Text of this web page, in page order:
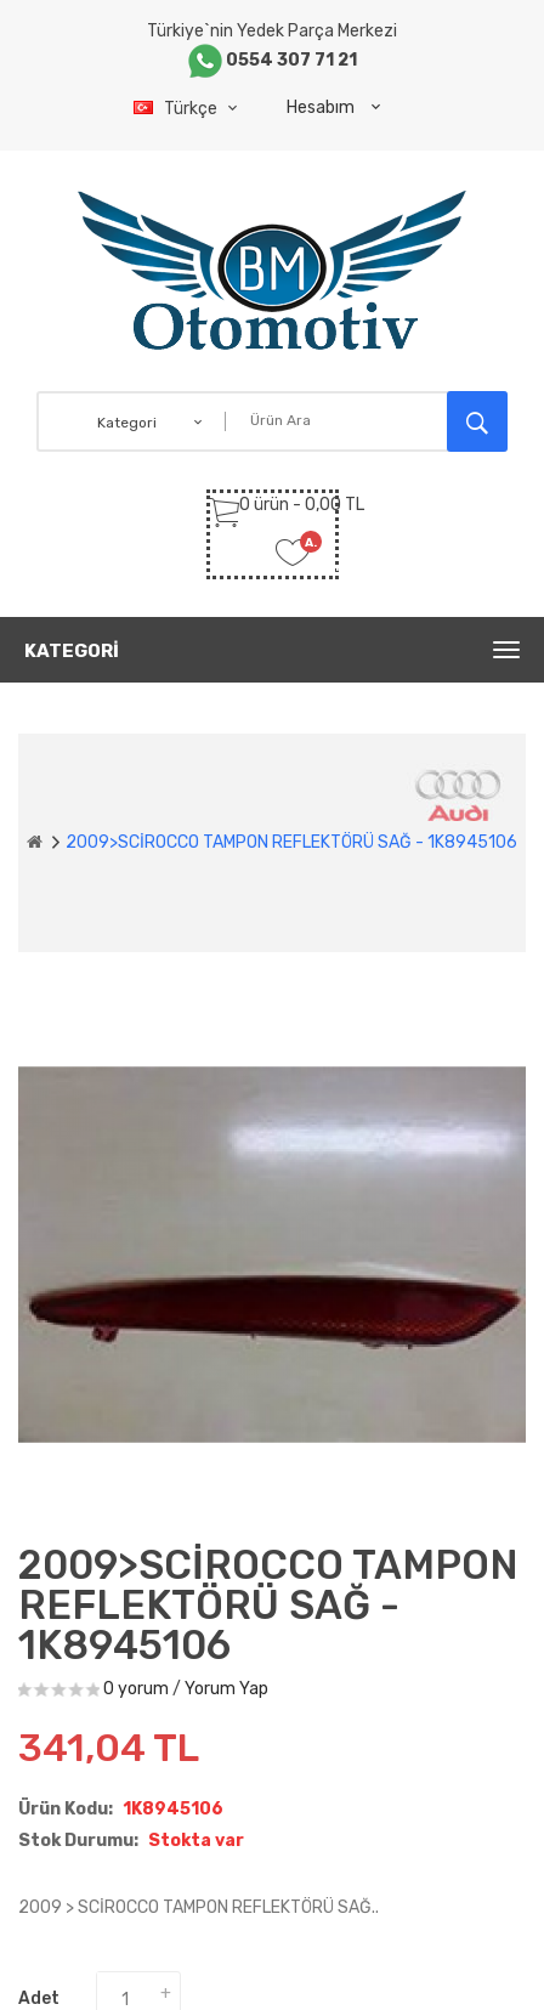
Türkiye`nin Yedek Parça Merkezi
0554 307 71 21
Türkçe Hesabım
Kategori
0 ürün - 0,00 TL
A.
Listem
KATEGORI
2009>SCİROCCO TAMPON REFLEKTÖRÜ SAĞ - 1K8945106
2009>SCİROCCO TAMPON
REFLEKTÖRÜ SAĞ -
1K8945106
0 yorum / Yorum Yap
341,04 TL
Ürün Kodu: 1K8945106
Stok Durumu: Stokta var
2009 > SCİROCCO TAMPON REFLEKTÖRÜ SAĞ..
Adet